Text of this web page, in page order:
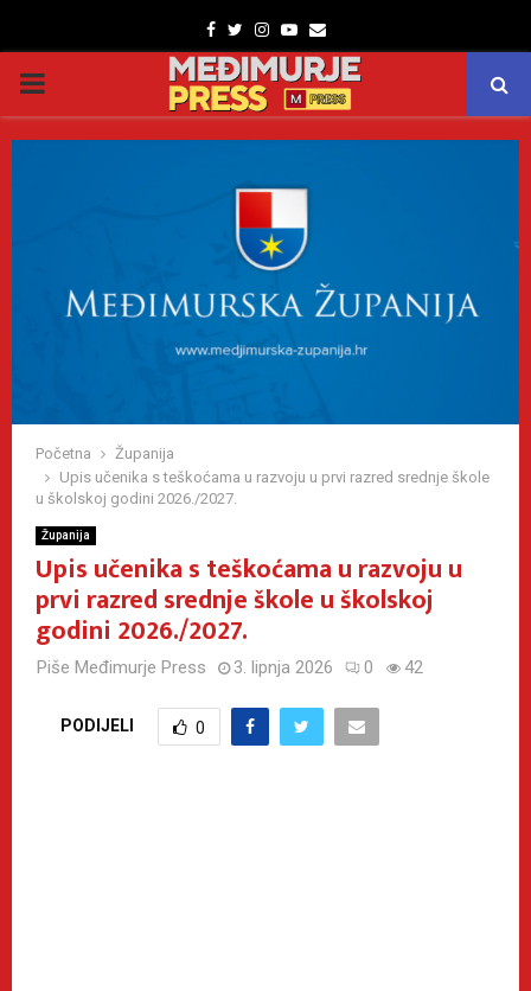
Facebook
TwitterInstagram
Youtube
Email
PRIMARY
MENU
Početna
Županija
Upis učenika s teškoćama u razvoju u prvi razred srednje škole
u školskoj godini 2026./2027.
Županija
Upis učenika s teškoćama u razvoju u
prvi razred srednje škole u školskoj
godini 2026./2027.
Piše Međimurje Press 3. lipnja 2026 0 42
PODIJELI 0